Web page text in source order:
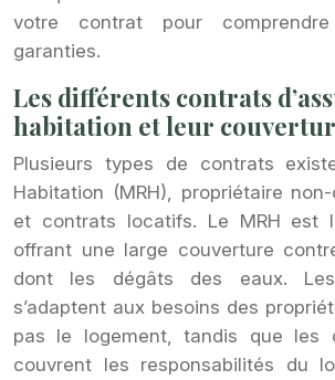
votre contrat pour comprendre
garanties.
Les différents contrats
habitation et leur
Plusieurs types de contrats
Habitation (MRH), propriétaire non-
et contrats locatifs. Le MRH est
offrant une large couverture
dont les dégâts des eaux.
s’adaptent aux besoins des
pas le logement, tandis que les
couvrent les responsabilités du